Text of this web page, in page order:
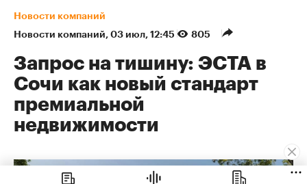
Новости компаний
Новости компаний⁠, 03 июл, 12:45 805
Запрос на тишину: ЭСТА в
Сочи как новый стандарт
премиальной
недвижимости